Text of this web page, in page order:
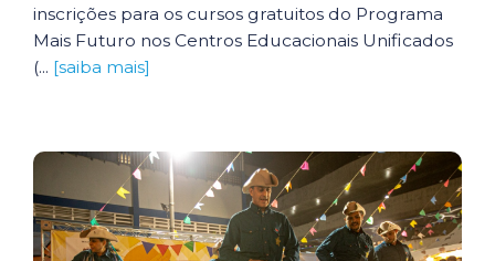
inscrições para os cursos gratuitos do Programa
Mais Futuro nos Centros Educacionais Unificados
(... [saiba mais]